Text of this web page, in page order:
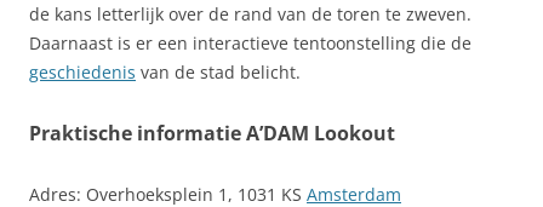
de kans letterlijk over de rand van de toren te zweven.
Daarnaast is er een interactieve tentoonstelling die de
geschiedenis van de stad belicht.
Praktische informatie A’DAM Lookout
Adres: Overhoeksplein 1, 1031 KS Amsterdam